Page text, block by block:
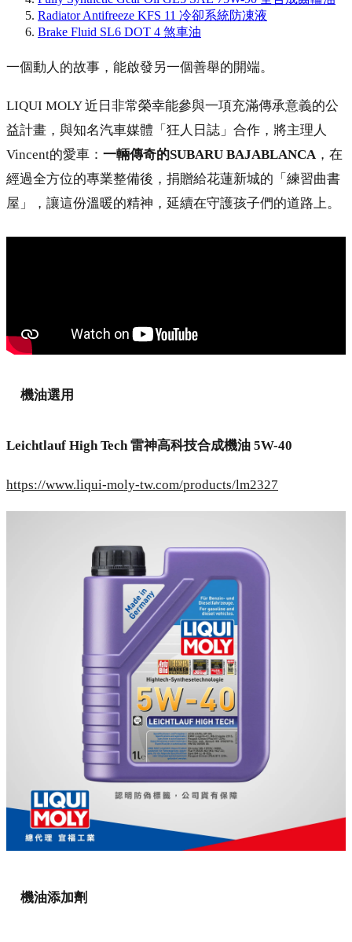
Radiator Antifreeze KFS 11 冷卻系統防凍液
Brake Fluid SL6 DOT 4 煞車油
一個動人的故事，能啟發另一個善舉的開端。
LIQUI MOLY 近日非常榮幸能參與一項充滿傳承意義的公
益計畫，與知名汽車媒體「狂人日誌」合作，將主理人
Vincent的愛車： 一輛傳奇的SUBARU BAJABLANCA ，在
經過全方位的專業整備後，捐贈給花蓮新城的「練習曲書
屋」，讓這份溫暖的精神，延續在守護孩子們的道路上。
機油選用
Leichtlauf High Tech 雷神高科技合成機油 5W-40
https://www.liqui-moly-tw.com/products/lm2327
機油添加劑